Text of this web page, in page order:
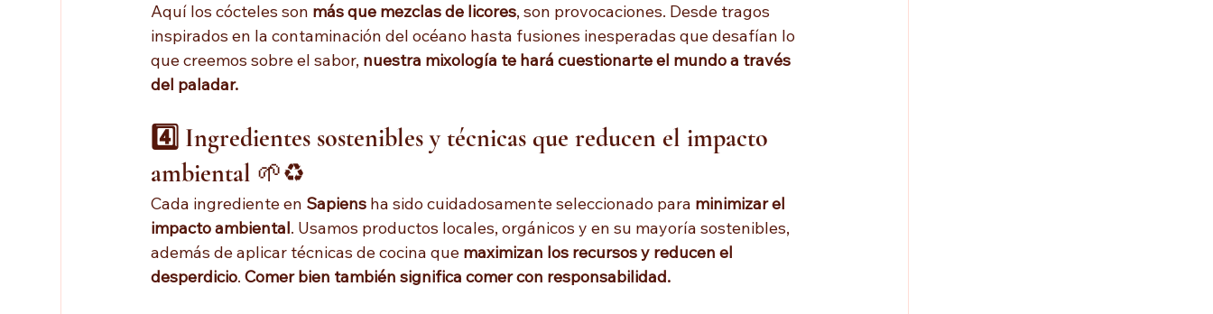
Aquí los cócteles son más que mezclas de licores, son provocaciones. Desde tragos
inspirados en la contaminación del océano hasta fusiones inesperadas que desafían lo
que creemos sobre el sabor, nuestra mixología te hará cuestionarte el mundo a través
del paladar.
4️⃣ Ingredientes sostenibles y técnicas que reducen el impacto
ambiental 🌱♻️
Cada ingrediente en Sapiens ha sido cuidadosamente seleccionado para minimizar el
impacto ambiental. Usamos productos locales, orgánicos y en su mayoría sostenibles,
además de aplicar técnicas de cocina que maximizan los recursos y reducen el
desperdicio. Comer bien también significa comer con responsabilidad.